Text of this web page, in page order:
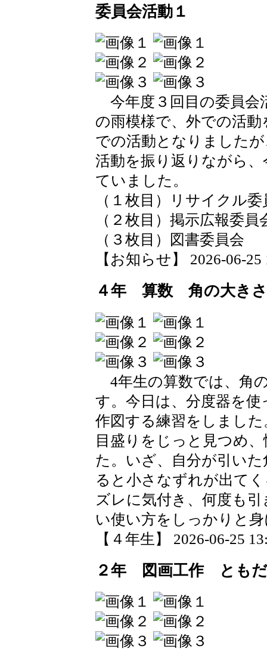
委員会活動１
今年度３回目の委員会
の雨模様で、外での活
での活動となりました
活動を振り返りながら
ていました。
（１枚目）リサイクル委
（２枚目）掲示広報委員
（３枚目）図書委員会
【お知らせ】 2026-06-25
４年 算数 角の大きさ
4年生の算数では、角
す。今日は、分度器を
作図する練習をしまし
目盛りをじっと見つめ
た。いざ、自分が引い
ると小さなずれが出て
ズレに気付き、何度も
い使い方をしっかりと
【４年生】 2026-06-25
２年 図画工作 とも